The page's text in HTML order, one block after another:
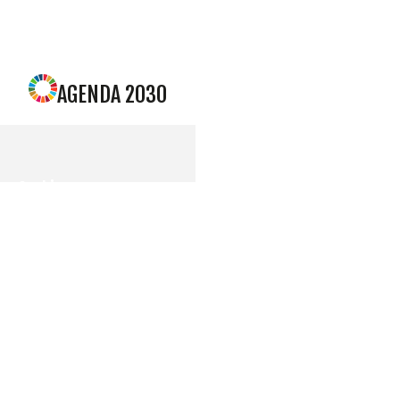
AGENDA 2030